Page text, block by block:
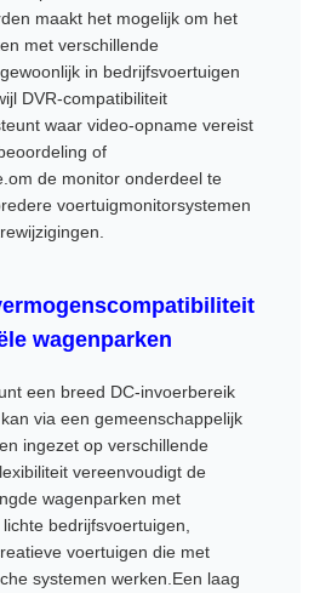
maakt het mogelijk om het
met verschillende
in bedrijfsvoertuigen
DVR-compatibiliteit
waar video-opname vereist
of
de monitor onderdeel te
voertuigmonitorsystemen
wagenparken
een breed DC-invoerbereik
via een gemeenschappelijk
ingezet op verschillende
vereenvoudigt de
wagenparken met
bedrijfsvoertuigen,
voertuigen die met
systemen werken.Een laag